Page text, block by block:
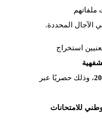
ملفاتهم
الآجال المحددة.
استخراج
، وذلك حصريًا عبر
للامتحانات